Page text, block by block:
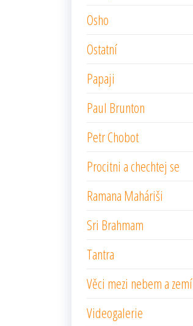
Osho
Ostatní
Papaji
Paul Brunton
Petr Chobot
Procitni a chechtej se
Ramana Maháriši
Sri Brahmam
Tantra
Věci mezi nebem a zemí
Videogalerie